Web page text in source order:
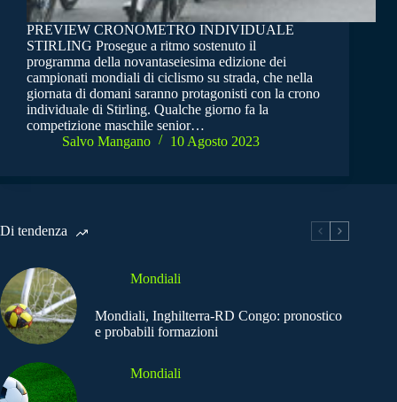
PREVIEW CRONOMETRO INDIVIDUALE
STIRLING Prosegue a ritmo sostenuto il
programma della novantaseiesima edizione dei
campionati mondiali di ciclismo su strada, che nella
giornata di domani saranno protagonisti con la crono
individuale di Stirling. Qualche giorno fa la
competizione maschile senior…
Salvo Mangano
10 Agosto 2023
Di tendenza
Mondiali
Mondiali, Inghilterra-RD Congo: pronostico
e probabili formazioni
Mondiali